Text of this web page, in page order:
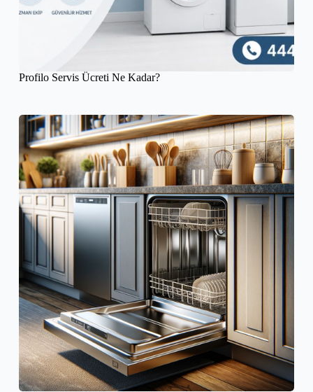
Profilo Servis Ücreti Ne Kadar?